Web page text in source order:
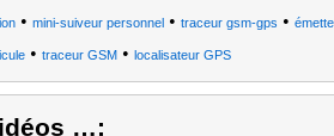
• mini-suiveur personnel• traceur gsm-gps •
• traceur GSM • localisateur GPS
…: